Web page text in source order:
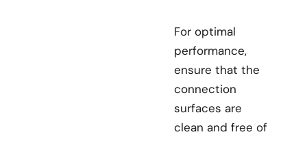
For optimal
performance,
ensure that the
connection
surfaces are
clean and free of